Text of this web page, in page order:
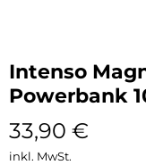
Intenso
Powerbank
33,90 €
inkl. MwSt.